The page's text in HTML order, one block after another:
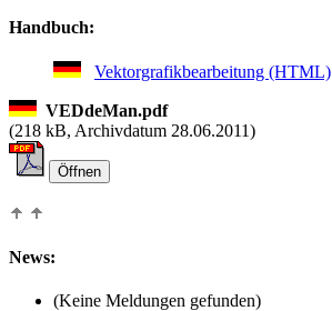
Handbuch:
Vektorgrafikbearbeitung (HTML)
VEDdeMan.pdf
(218 kB, Archivdatum 28.06.2011)
News:
(Keine Meldungen gefunden)